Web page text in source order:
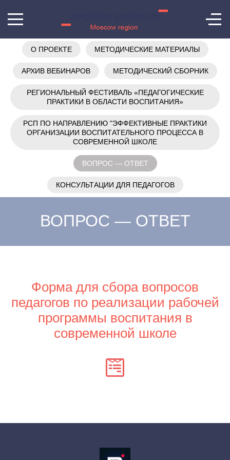
О ПРОЕКТЕ МЕТОДИЧЕСКИЕ МАТЕРИАЛЫ
АРХИВ ВЕБИНАРОВ МЕТОДИЧЕСКИЙ СБОРНИК
РЕГИОНАЛЬНЫЙ ФЕСТИВАЛЬ «ПЕДАГОГИЧЕСКИЕ
ПРАКТИКИ В ОБЛАСТИ ВОСПИТАНИЯ»
РСП ПО НАПРАВЛЕНИЮ "ЭФФЕКТИВНЫЕ ПРАКТИКИ
ОРГАНИЗАЦИИ ВОСПИТАТЕЛЬНОГО ПРОЦЕССА В
СОВРЕМЕННОЙ ШКОЛЕ
ВОПРОС — ОТВЕТ
КОНСУЛЬТАЦИИ ДЛЯ ПЕДАГОГОВ
ВОПРОС — ОТВЕТ
Форма для сбора вопросов
педагогов по реализации рабочей
программы воспитания в
современной школе